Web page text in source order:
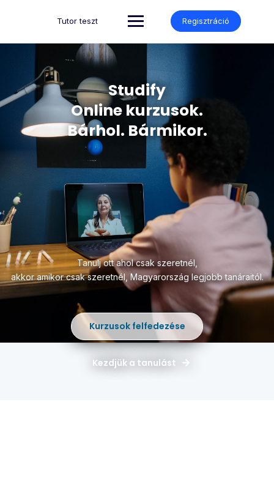
Tutor teszt Regisztráció
Studify
Online kurzusok.
Bárhol. Bármikor.
Tanulj ott ahol csak szeretnél,
akkor amikor csak szeretnél,Magyarország legjobb tanáraitól.
Kurzusok felfedezése
Kezdjük a tanulást